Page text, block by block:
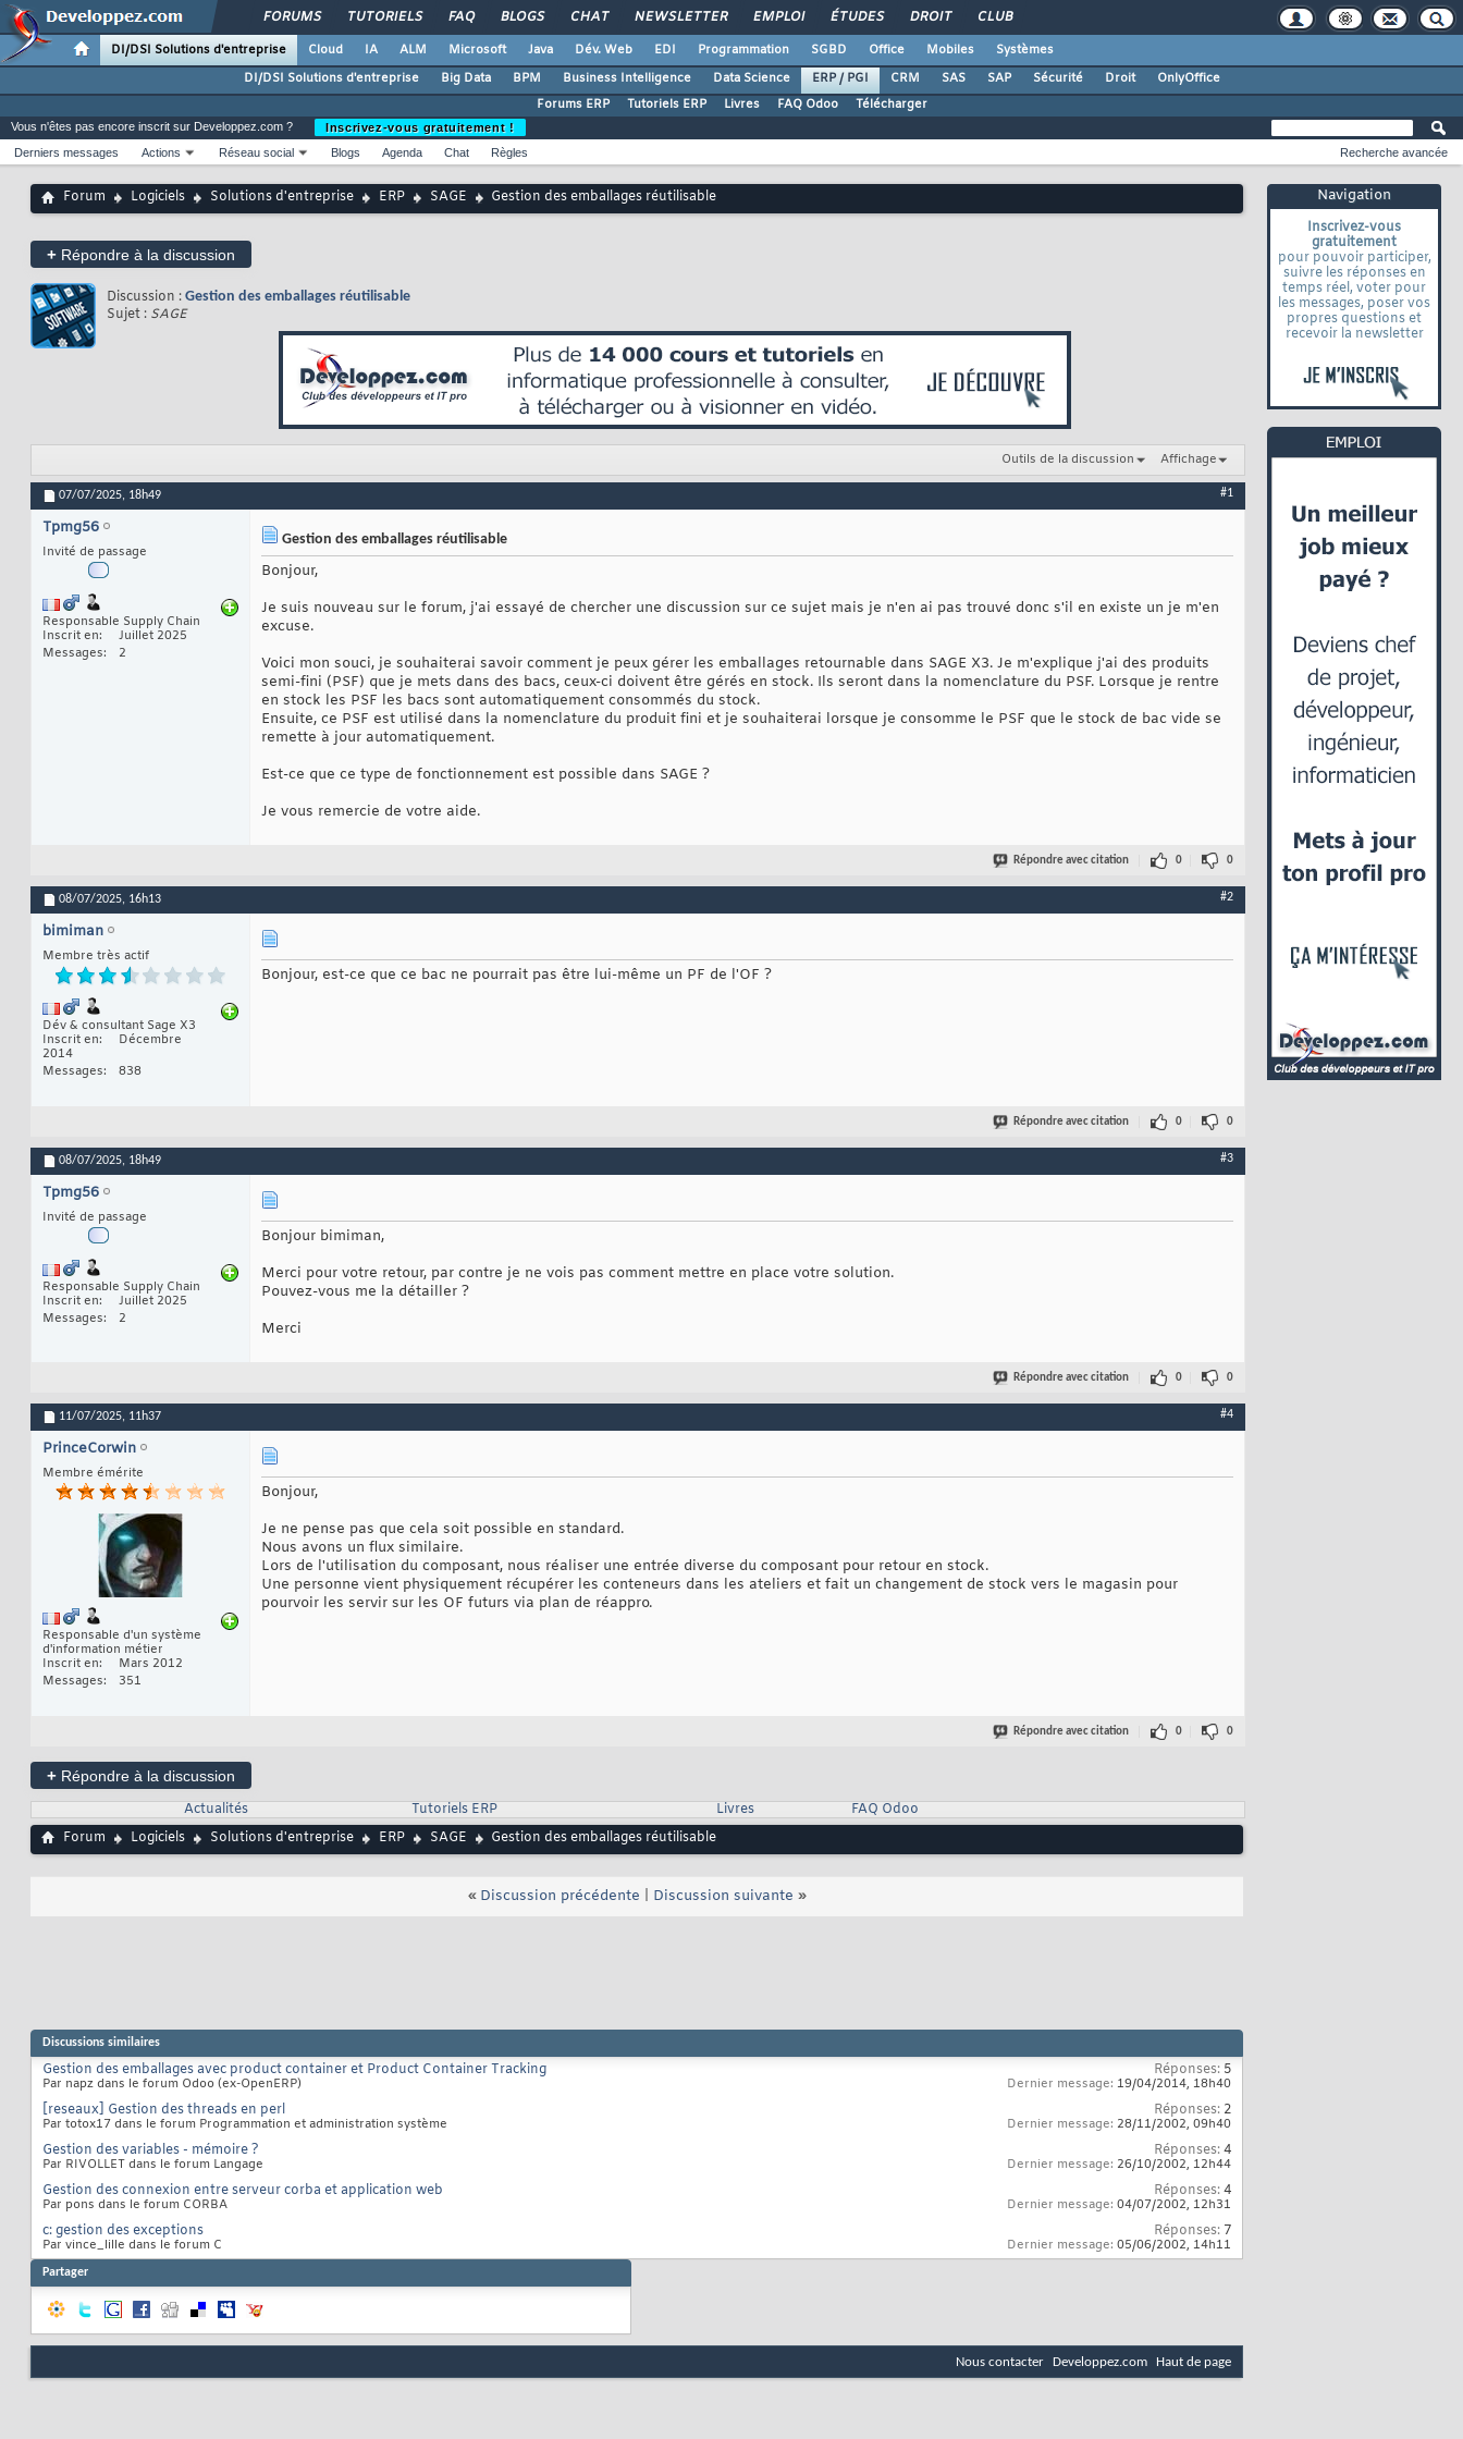
FORUMS TUTORIELS FAQ BLOGS CHAT NEWSLETTER EMPLOI ÉTUDES DROIT CLUB
DI/DSI Solutions d'entreprise Cloud IA ALM Microsoft Java Dév. Web EDI Programmation SGBD Office Mobiles
Systèmes
DI/DSI Solutions d'entreprise
Big Data BPM Business Intelligence Data Science ERP / PGI CRM SAS SAP Sécurité Droit
OnlyOffice
Forums ERP
Tutoriels ERP Livres FAQ Odoo Télécharger
Navigation
Inscrivez-vous
gratuitement
pour pouvoir participer,
suivre les réponses en
temps réel, voter pour
les messages, poser vos
propres questions et
recevoir la newsletter
Vous n'êtes pas encore inscrit sur Developpez.com ?
Inscrivez-vous gratuitement !
Derniers messages
Actions Réseau social Blogs Agenda Chat Règles Recherche avancée
Forum Logiciels Solutions d'entreprise ERP SAGE Gestion des emballages réutilisable
+ Répondre à la discussion
Discussion : Gestion des emballages réutilisable
Sujet : SAGE
Outils de la discussion Affichage
07/07/2025, 18h49 #1
Tpmg56
Invité de passage
Responsable Supply Chain
Inscrit en
Juillet 2025
Messages
2
Gestion des emballages réutilisable
Bonjour,
Je suis nouveau sur le forum, j'ai essayé de chercher une discussion sur ce sujet mais je n'en ai pas trouvé donc s'il en existe un je m'en
excuse.
Voici mon souci, je souhaiterai savoir comment je peux gérer les emballages retournable dans SAGE X3. Je m'explique j'ai des produits
semi-fini (PSF) que je mets dans des bacs, ceux-ci doivent être gérés en stock. Ils seront dans la nomenclature du PSF. Lorsque je rentre
en stock les PSF les bacs sont automatiquement consommés du stock.
Ensuite, ce PSF est utilisé dans la nomenclature du produit fini et je souhaiterai lorsque je consomme le PSF que le stock de bac vide se
remette à jour automatiquement.
Est-ce que ce type de fonctionnement est possible dans SAGE ?
Je vous remercie de votre aide.
Répondre avec citation 0 0
08/07/2025, 16h13 #2
bimiman
Membre très actif
Dév & consultant Sage X3
Inscrit en
Décembre
2014
Messages
838
Bonjour, est-ce que ce bac ne pourrait pas être lui-même un PF de l'OF ?
Répondre avec citation 0 0
08/07/2025, 18h49 #3
Tpmg56
Invité de passage
Responsable Supply Chain
Inscrit en
Juillet 2025
Messages
2
Bonjour bimiman,
Merci pour votre retour, par contre je ne vois pas comment mettre en place votre solution.
Pouvez-vous me la détailler ?
Merci
Répondre avec citation 0 0
11/07/2025, 11h37 #4
PrinceCorwin
Membre émérite
Responsable d'un système
d'information métier
Inscrit en
Mars 2012
Messages
351
Bonjour,
Je ne pense pas que cela soit possible en standard.
Nous avons un flux similaire.
Lors de l'utilisation du composant, nous réaliser une entrée diverse du composant pour retour en stock.
Une personne vient physiquement récupérer les conteneurs dans les ateliers et fait un changement de stock vers le magasin pour
pourvoir les servir sur les OF futurs via plan de réappro.
Répondre avec citation 0 0
+ Répondre à la discussion
Actualités
Tutoriels ERP Livres
FAQ Odoo
Forum
Logiciels Solutions d'entreprise ERP SAGE Gestion des emballages réutilisable
« Discussion précédente Discussion suivante »
Discussions similaires
Gestion des emballages avec product container et Product Container Tracking
Par napz dans le forum Odoo (ex-OpenERP)
Réponses: 5
Dernier message: 19/04/2014, 18h40
[reseaux] Gestion des threads en perl
Par totox17 dans le forum Programmation et administration système
Réponses: 2
Dernier message: 28/11/2002, 09h40
Gestion des variables - mémoire ?
Par RIVOLLET dans le forum Langage
Réponses:4
Dernier message: 26/10/2002, 12h44
Gestion des connexion entre serveur corba et application web
Par pons dans le forum CORBA
Réponses:4
Dernier message: 04/07/2002, 12h31
c: gestion des exceptions
Par vince_lille dans le forum C
Réponses: 7
Dernier message: 05/06/2002, 14h11
Partager
Nous contacter Developpez.com Haut de page